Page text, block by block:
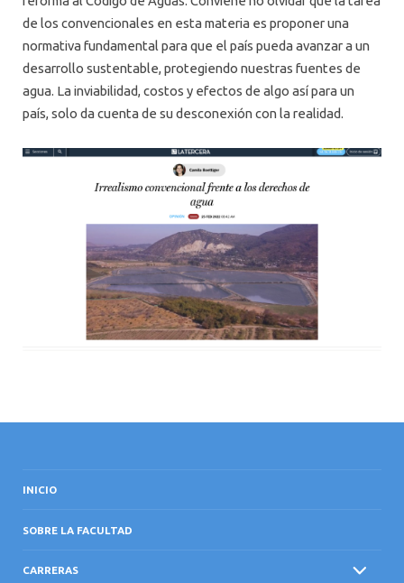
de los convencionales en esta materia es proponer una
normativa fundamental para que el país pueda avanzar a un
desarrollo sustentable, protegiendo nuestras fuentes de
agua. La inviabilidad, costos y efectos de algo así para un
país, solo da cuenta de su desconexión con la realidad.
INICIO
SOBRE LA FACULTAD
CARRERAS